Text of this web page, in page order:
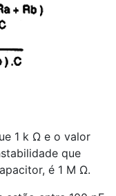
1 k Ω e o valor
que
é 1 M Ω.